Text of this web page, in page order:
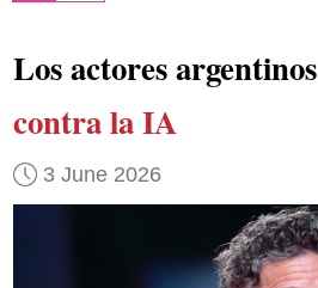
Los actores argentinos
contra la IA
3 June 2026